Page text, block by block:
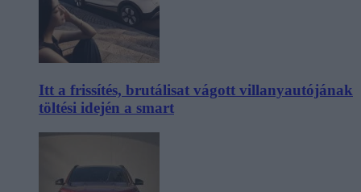
Itt a frissítés, brutálisat vágott villanyautójának
töltési idején a smart